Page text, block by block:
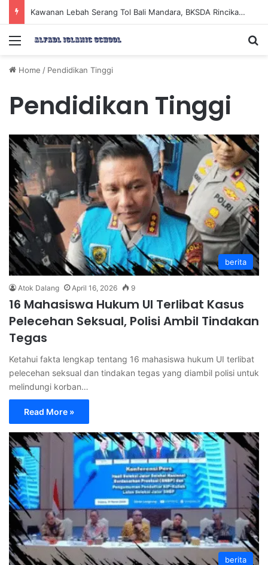
Kawanan Lebah Serang Tol Bali Mandara, BKSDA Rincikan Penyebabnya
Menu
Home / Pendidikan Tinggi
Pendidikan Tinggi
berita
Atok Dalang April 16, 2026 9
16 Mahasiswa Hukum UI Terlibat Kasus
Pelecehan Seksual, Polisi Ambil Tindakan
Tegas
Ketahui fakta lengkap tentang 16 mahasiswa hukum UI terlibat
pelecehan seksual dan tindakan tegas yang diambil polisi untuk
melindungi korban…
Read More »
berita